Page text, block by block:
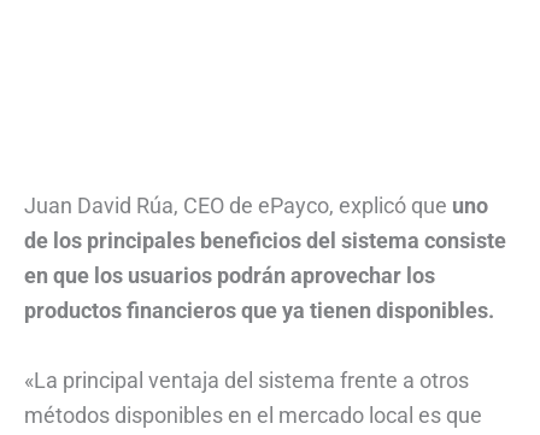
Juan David Rúa, CEO de ePayco, explicó que uno
de los principales beneficios del sistema consiste
en que los usuarios podrán aprovechar los
productos financieros que ya tienen disponibles.
«La principal ventaja del sistema frente a otros
métodos disponibles en el mercado local es que